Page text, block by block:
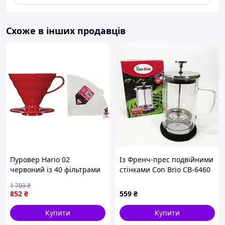
використовуйте свіжозмелену каву середнього помелу.
Схоже в інших продавців
Пуровер Hario 02
червоний із 40 фільтрами
щодня
852 ₴
1 703₴
Купити
Із Френч-прес подвійними
стінками Con Brio CB-6460
міцної кави китайський
заварник від Рома-Ремінь
559 ₴
Купити